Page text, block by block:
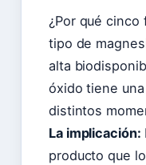
¿Por qué cinco
tipo de
alta
óxido tiene
distintos
La implicación:
producto que